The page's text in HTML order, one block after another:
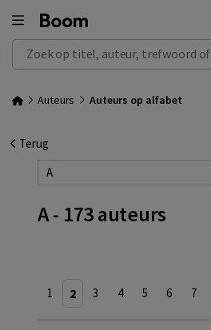
Zoek op titel, auteur, trefwoord of ISBN
Auteurs Auteurs op alfabet
Terug
A
A - 173 auteurs
1 2 3 4 5 6 7